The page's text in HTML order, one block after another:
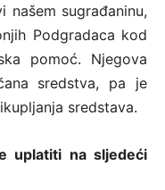
našem sugrađaninu,
Podgradaca kod
pomoć. Njegova
sredstva, pa je
sredstava.
uplatiti na sljedeći